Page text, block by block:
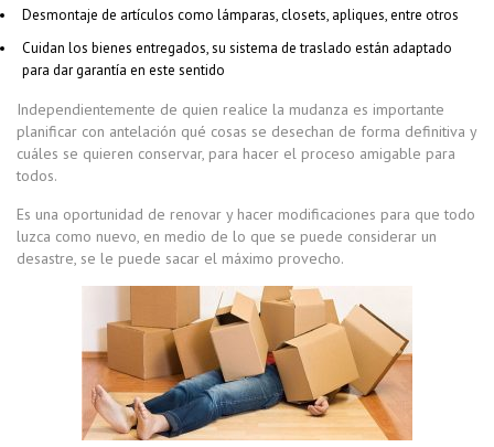
Desmontaje de artículos como lámparas, closets, apliques, entre otros
Cuidan los bienes entregados, su sistema de traslado están adaptado
para dar garantía en este sentido
Independientemente de quien realice la mudanza es importante
planificar con antelación qué cosas se desechan de forma definitiva y
cuáles se quieren conservar, para hacer el proceso amigable para
todos.
Es una oportunidad de renovar y hacer modificaciones para que todo
luzca como nuevo, en medio de lo que se puede considerar un
desastre, se le puede sacar el máximo provecho.